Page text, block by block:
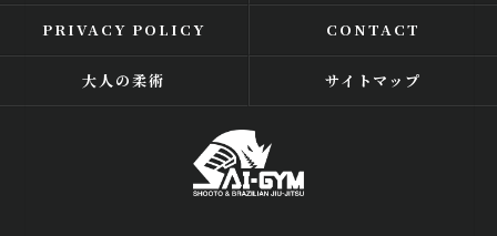
PRIVACY POLICY CONTACT
大人の柔術 サイトマップ